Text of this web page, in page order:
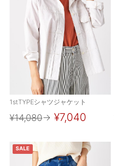
1stTYPEシャツジャケット
¥14,080→ ¥7,040
SALE